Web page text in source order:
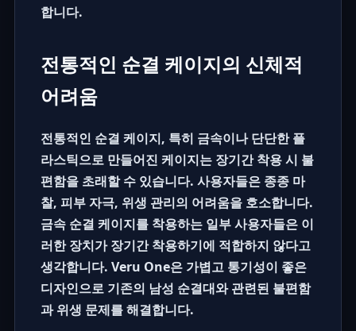
합니다.
전통적인 순결 케이지의 신체적
어려움
전통적인 순결 케이지, 특히 금속이나 단단한 플
라스틱으로 만들어진 케이지는 장기간 착용 시 불
편함을 초래할 수 있습니다. 사용자들은 종종 마
찰, 피부 자극, 위생 관리의 어려움을 호소합니다.
금속 순결 케이지를 착용하는 일부 사용자들은 이
러한 장치가 장기간 착용하기에 적합하지 않다고
생각합니다. Veru One은 가볍고 통기성이 좋은
디자인으로 기존의 남성 순결대와 관련된 불편함
과 위생 문제를 해결합니다.